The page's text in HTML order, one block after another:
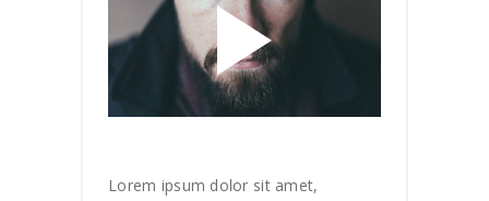
Lorem ipsum dolor sit amet,